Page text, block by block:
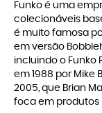
Funko é uma
colecionáveis
é muito famosa
em versão
incluindo o Funko
em 1988 por Mike
2005, que Brian
foca em produtos